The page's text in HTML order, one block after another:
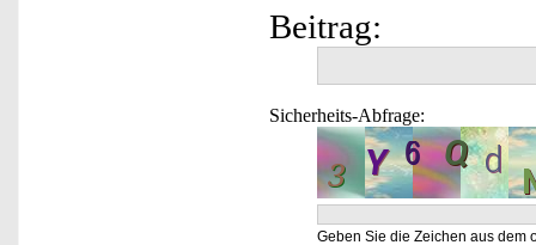
Beitrag:
Sicherheits-Abfrage:
Geben Sie die Zeichen aus dem